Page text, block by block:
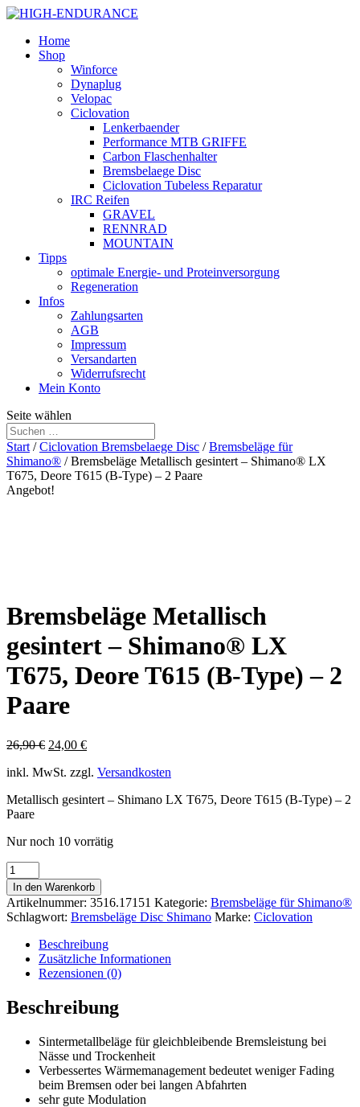
Home
Shop
Winforce
Dynaplug
Velopac
Ciclovation
Lenkerbaender
Performance MTB GRIFFE
Carbon Flaschenhalter
Bremsbelaege Disc
Ciclovation Tubeless Reparatur
IRC Reifen
GRAVEL
RENNRAD
MOUNTAIN
Tipps
optimale Energie- und Proteinversorgung
Regeneration
Infos
Zahlungsarten
AGB
Impressum
Versandarten
Widerrufsrecht
Mein Konto
Seite wählen
Start /Ciclovation Bremsbelaege Disc /Bremsbeläge für
Shimano® / Bremsbeläge Metallisch gesintert – Shimano® LX
T675, Deore T615 (B-Type) – 2 Paare
Angebot!
Bremsbeläge Metallisch
gesintert – Shimano® LX
T675, Deore T615 (B-Type) – 2
Paare
26,90€ Ursprünglicher
war:
24,00 €Aktueller
ist:
inkl. MwSt. zzgl. Versandkosten
Metallisch gesintert – Shimano LX T675, Deore T615 (B-Type) – 2
Paare
Nur noch 10 vorrätig
Bremsbeläge
Metallisch
gesintert
-
Shimano®
T675,
Deore
(B-
Type)
Menge
In den Warenkorb
Artikelnummer: 3516.17151 Kategorie: Bremsbeläge für Shimano®
Schlagwort: Bremsbeläge Disc Shimano Marke: Ciclovation
Beschreibung
Zusätzliche Informationen
Rezensionen (0)
Beschreibung
Sintermetallbeläge für gleichbleibende Bremsleistung bei
Nässe und Trockenheit
Verbessertes Wärmemanagement bedeutet weniger Fading
beim Bremsen oder bei langen Abfahrten
sehr gute Modulation